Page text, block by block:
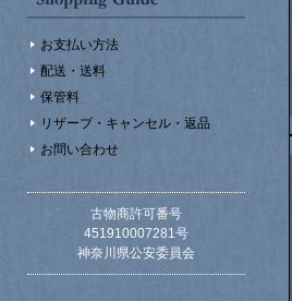
お支払い方法
配送・送料
保管料
リザーブ・キャンセル・返品
お問い合わせ
古物商許可番号
451910007281号
神奈川県公安委員会